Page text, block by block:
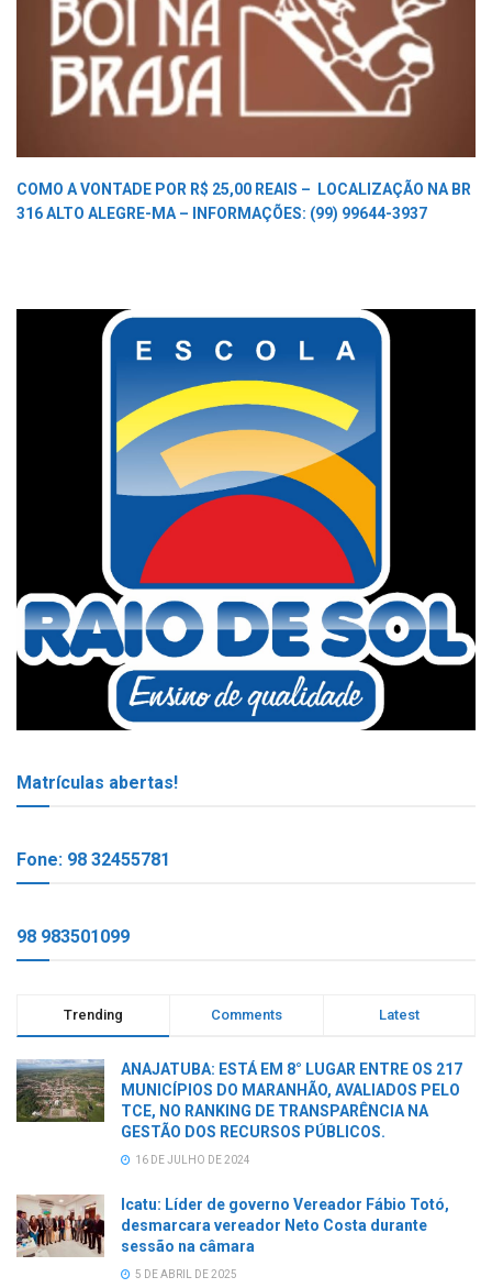
COMO A VONTADE POR R$ 25,00 REAIS –
LOCALIZAÇÃO NA BR
316 ALTO ALEGRE-MA –
INFORMAÇÕES: (99) 99644-3937
Matrículas abertas!
Fone: 98 32455781
98 983501099
Trending Comments Latest
ANAJATUBA: ESTÁ EM 8° LUGAR ENTRE OS 217
MUNICÍPIOS DO MARANHÃO, AVALIADOS PELO
TCE, NO RANKING DE TRANSPARÊNCIA NA
GESTÃO DOS RECURSOS PÚBLICOS.
16 DE JULHO DE 2024
Icatu: Líder de governo Vereador Fábio Totó,
desmarcara vereador Neto Costa durante
sessão na câmara
5 DE ABRIL DE 2025